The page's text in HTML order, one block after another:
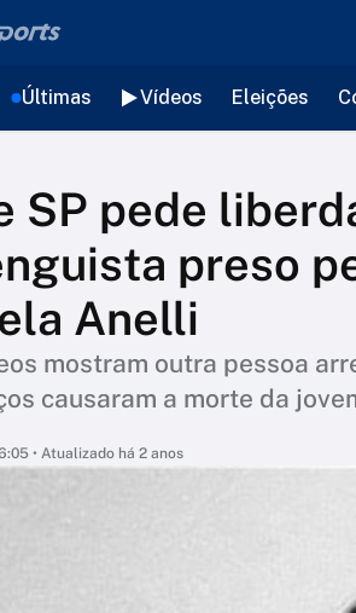
Últimas Vídeos Eleições
SP pede
preso
Anelli
mostram outra pessoa
causaram a morte da
• Atualizado há 2 anos